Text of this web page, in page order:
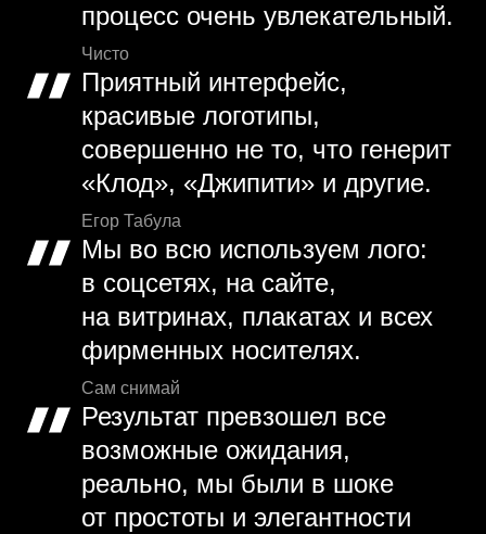
процесс очень увлекательный.
Чисто
Приятный интерфейс,
красивые логотипы,
совершенно не то, что генерит
«Клод», «Джипити» и другие.
Егор Табула
Мы во всю используем лого:
в соцсетях, на сайте,
на витринах, плакатах и всех
фирменных носителях.
Сам снимай
Результат превзошел все
возможные ожидания,
реально, мы были в шоке
от простоты и элегантности